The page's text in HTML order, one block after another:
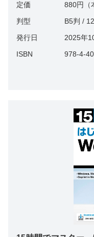
定価
880円（
判型
B5判 /
発行日
2025年
ISBN
978-4-